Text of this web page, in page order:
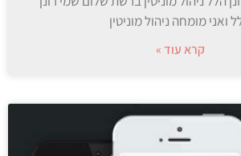
ואני מומחה ניהול מוניטין
קרא עוד »